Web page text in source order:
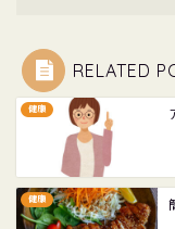
RELATED
健康
健康